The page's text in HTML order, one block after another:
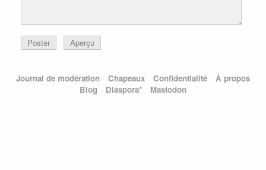
Poster Aperçu
Journal de modération Chapeaux Confidentialité
À propos
Blog
Diaspora* Mastodon